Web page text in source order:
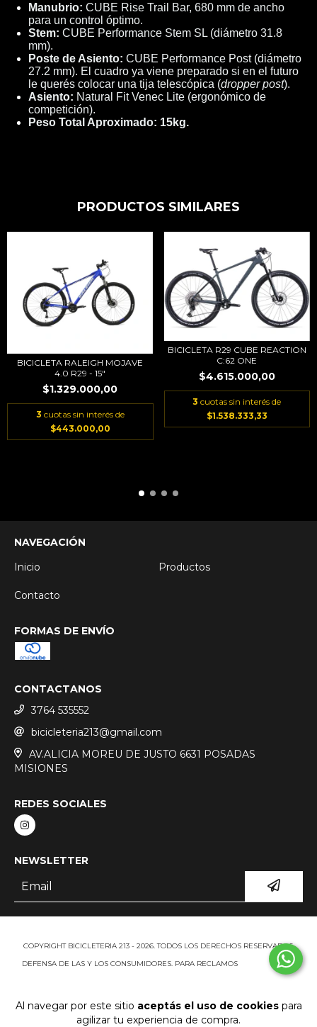
Al navegar por este sitio aceptás el uso de cookiespara
agilizar tu experiencia de compra.
Manubrio: CUBE Rise Trail Bar, 680 mm de ancho
para un control óptimo.
Stem: CUBE Performance Stem SL (diámetro 31.8
mm).
Poste de Asiento: CUBE Performance Post (diámetro
27.2 mm). El cuadro ya viene preparado si en el futuro
le querés colocar una tija telescópica (dropper post).
Asiento: Natural Fit Venec Lite (ergonómico de
competición).
Peso Total Aproximado: 15kg.
PRODUCTOS SIMILARES
BICICLETA RALEIGH MOJAVE
4.0 R29 - 15"
$1.329.000,00
3 cuotas sin interés de
$443.000,00
BICICLETA R29 CUBE REACTION
C:62 ONE
$4.615.000,00
3 cuotas sin interés de
$1.538.333,33
NAVEGACIÓN
Inicio
Productos
Contacto
FORMAS DE ENVÍO
CONTACTANOS
3764 535552
bicicleteria213@gmail.com
AV.ALICIA MOREU DE JUSTO 6631 POSADAS
MISIONES
REDES SOCIALES
NEWSLETTER
COPYRIGHT BICICLETERIA 213 - 2026. TODOS LOS DERECHOS RESERVADOS.
DEFENSA DE LAS Y LOS CONSUMIDORES. PARA RECLAMOS
INGRESÁ ACÁ.